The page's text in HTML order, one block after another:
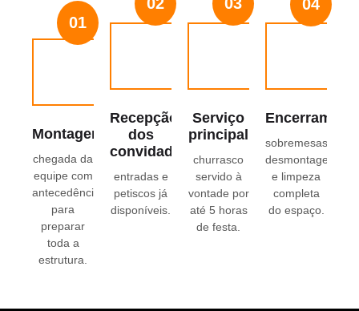
Montagem
chegada da
equipe com
antecedência
para
preparar
toda a
estrutura.
01
Recepção
dos
convidados
entradas e
petiscos já
disponíveis.
Serviço
principal
churrasco
servido à
vontade por
até 5 horas
de festa.
sobremesas,
desmontagem
e limpeza
completa
do espaço.
04